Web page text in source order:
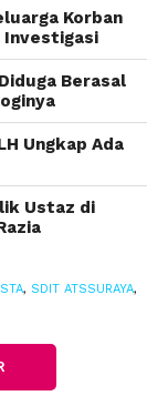
di sekolah
2-3 jam
tegas
yang
solusi atas
siswa tak
serta
Korban
Investigasi
Berasal
Ungkap Ada
Ustaz di
, SDIT ATSSURAYA,